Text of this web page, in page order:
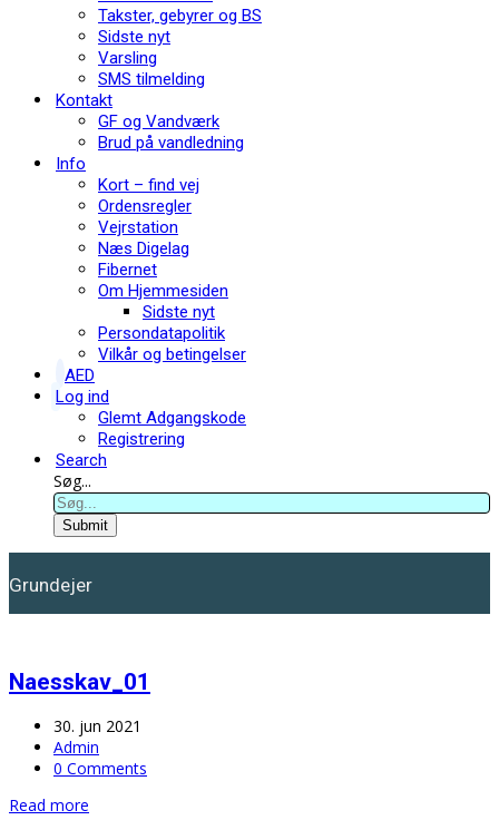
Takster, gebyrer og BS
Sidste nyt
Varsling
SMS tilmelding
Kontakt
GF og Vandværk
Brud på vandledning
Info
Kort – find vej
Ordensregler
Vejrstation
Næs Digelag
Fibernet
Om Hjemmesiden
Sidste nyt
Persondatapolitik
Vilkår og betingelser
AED
Log ind
Glemt Adgangskode
Registrering
Search
Søg...
Submit
Grundejer
Naesskav_01
30. jun 2021
Admin
0 Comments
Read more